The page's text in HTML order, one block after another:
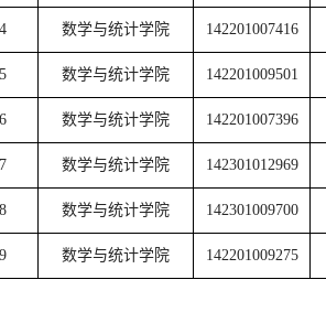
数学与统计学院 142201007416
数学与统计学院 142201009501
数学与统计学院 142201007396
数学与统计学院 142301012969
数学与统计学院 142301009700
数学与统计学院 142201009275